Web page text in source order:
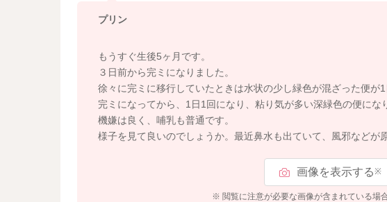
プリン
もうすぐ生後5ヶ月です。
３日前から完ミになりました。
徐々に完ミに移行していたときは水状の少し緑色が混ざった便が1
完ミになってから、1日1回になり、粘り気が多い深緑色の便にな
機嫌は良く、哺乳も普通です。
様子を見て良いのでしょうか。最近鼻水も出ていて、風邪などが
画像を表示する※
※ 閲覧に注意が必要な画像が含まれている場